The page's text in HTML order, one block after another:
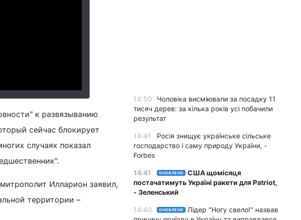
к развязыванию
сейчас блокирует
случаях показал
Илларион заявил,
территории –
14:50
Чоловіка висміювали за посадку 11
тисяч дерев: за кілька років усі побачили
результат
14:41
Росія знищує українське сільське
господарство і саму природу України, -
Forbes
14:41 ОНОВЛЕНО
США щомісяця
постачатимуть Україні ракети для Patriot,
- Зеленський
14:40 ОНОВЛЕНО
Лідер "Ногу свело!" назвав